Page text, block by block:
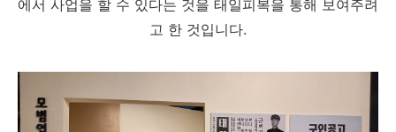
에서 사업을 할 수 있다는 것을 태일피복을 통해 보여주려
고 한 것입니다.